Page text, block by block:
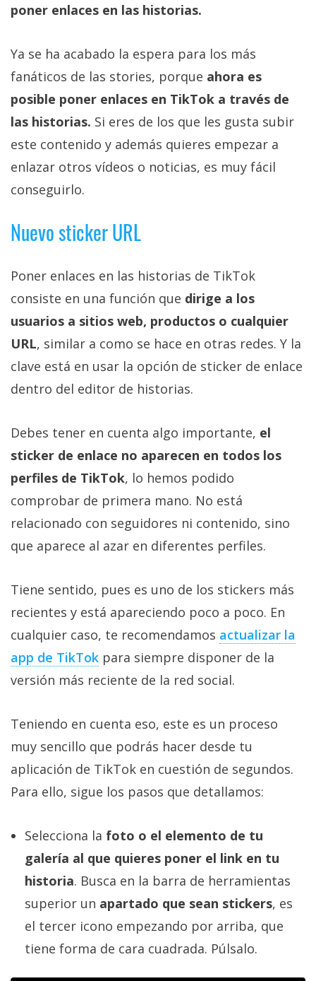
poner enlaces en las historias.
Ya se ha acabado la espera para los más
fanáticos de las stories, porque ahora es
posible poner enlaces en TikTok a través de
las historias. Si eres de los que les gusta subir
este contenido y además quieres empezar a
enlazar otros vídeos o noticias, es muy fácil
conseguirlo.
Nuevo sticker URL
Poner enlaces en las historias de TikTok
consiste en una función que dirige a los
usuarios a sitios web, productos o cualquier
URL, similar a como se hace en otras redes. Y la
clave está en usar la opción de sticker de enlace
dentro del editor de historias.
Debes tener en cuenta algo importante, el
sticker de enlace no aparecen en todos los
perfiles de TikTok, lo hemos podido
comprobar de primera mano. No está
relacionado con seguidores ni contenido, sino
que aparece al azar en diferentes perfiles.
Tiene sentido, pues es uno de los stickers más
recientes y está apareciendo poco a poco. En
cualquier caso, te recomendamos actualizar la
app de TikTok‎ para siempre disponer de la
versión más reciente de la red social.
Teniendo en cuenta eso, este es un proceso
muy sencillo que podrás hacer desde tu
aplicación de TikTok en cuestión de segundos.
Para ello, sigue los pasos que detallamos:
Selecciona la foto o el elemento de tu
galería al que quieres poner el link en tu
historia. Busca en la barra de herramientas
superior un apartado que sean stickers, es
el tercer icono empezando por arriba, que
tiene forma de cara cuadrada. Púlsalo.